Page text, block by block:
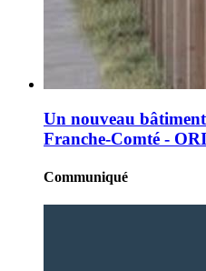
Un nouveau
Franche-Comté - ORI
Communiqué